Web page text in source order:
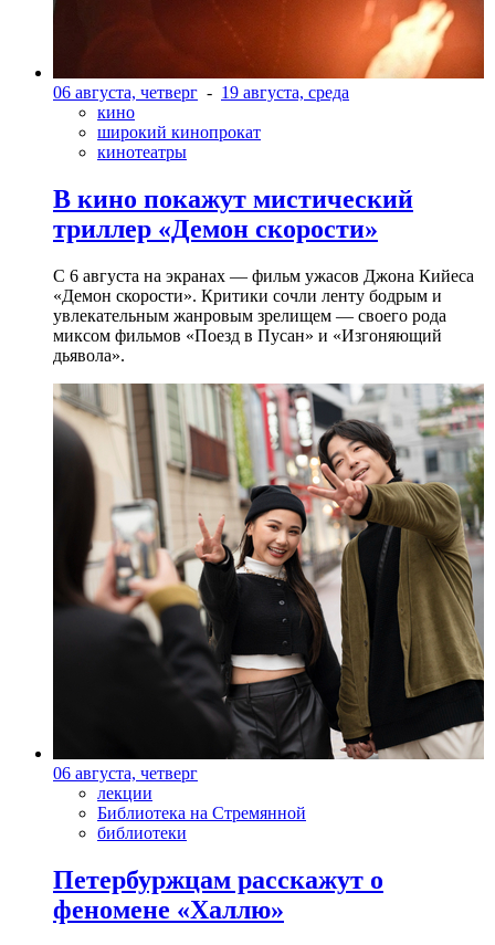
06 августа, четверг - 19 августа, среда
кино
широкий кинопрокат
кинотеатры
В кино покажут мистический
триллер «Демон скорости»
С 6 августа на экранах — фильм ужасов Джона Кийеса
«Демон скорости». Критики сочли ленту бодрым и
увлекательным жанровым зрелищeм — своего рода
миксом фильмов «Поезд в Пусан» и «Изгоняющий
дьявола».
06 августа, четверг
лекции
Библиотека на Стремянной
библиотеки
Петербуржцам расскажут о
феномене «Халлю»